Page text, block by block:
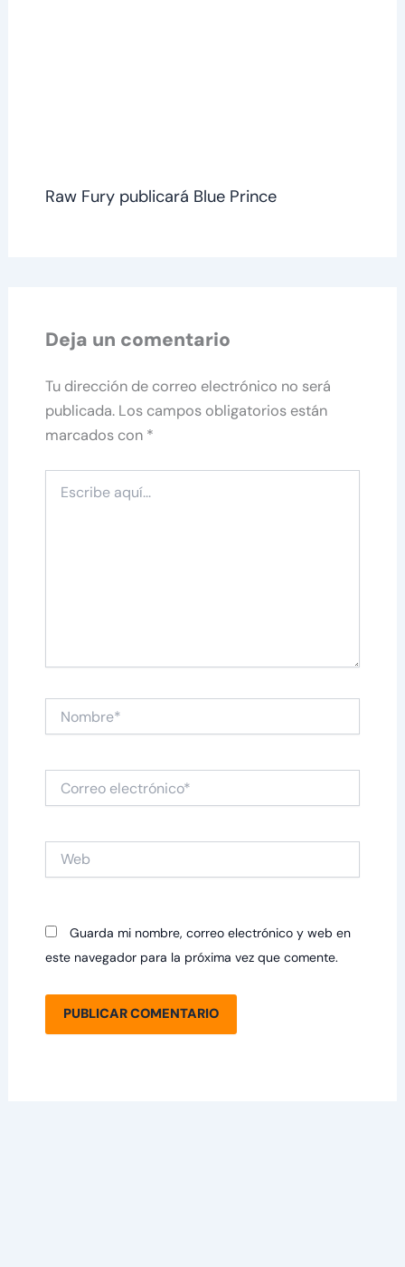
Raw Fury publicará Blue Prince
Deja un comentario
Tu dirección de correo electrónico no será
publicada. Los campos obligatorios están
marcados con *
aquí...
electrónico*
Guarda mi nombre, correo electrónico y web en
este navegador para la próxima vez que comente.